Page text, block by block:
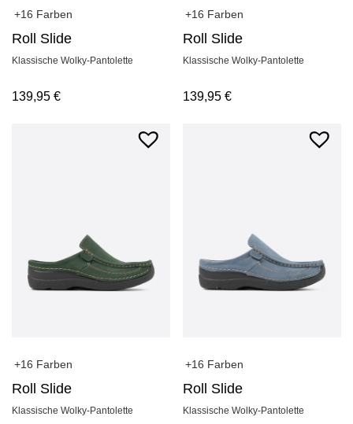
+16 Farben
Roll Slide
Klassische Wolky-Pantolette
139,95 €
+16 Farben
Roll Slide
Klassische Wolky-Pantolette
139,95€
+16 Farben
Roll Slide
Klassische Wolky-Pantolette
+16 Farben
Roll Slide
Klassische Wolky-Pantolette